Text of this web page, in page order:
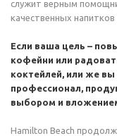
служит верным
качественных
Если ваша цель –
кофейни или
коктейлей, или же вы
профессионал,
выбором и
Hamilton Beach